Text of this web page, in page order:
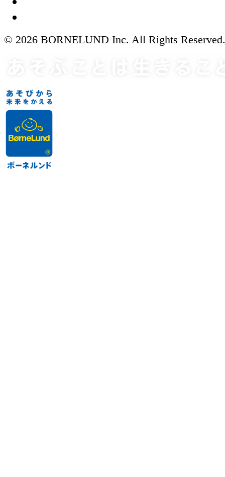
© 2026 BORNELUND Inc. All Rights Reserved.